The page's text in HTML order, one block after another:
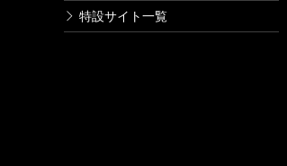
特設サイト一覧